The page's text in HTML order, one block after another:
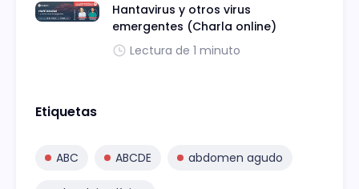
Hantavirus y otros virus
emergentes (Charla online)
Lectura de 1 minuto
Etiquetas
ABC ABCDE abdomen agudo